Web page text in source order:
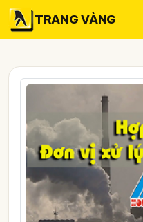
TRANG VÀNG